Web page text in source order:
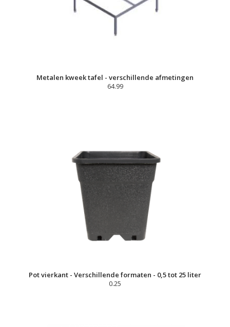
Metalen kweek tafel - verschillende afmetingen
64.99
Pot vierkant - Verschillende formaten - 0,5 tot 25 liter
0.25